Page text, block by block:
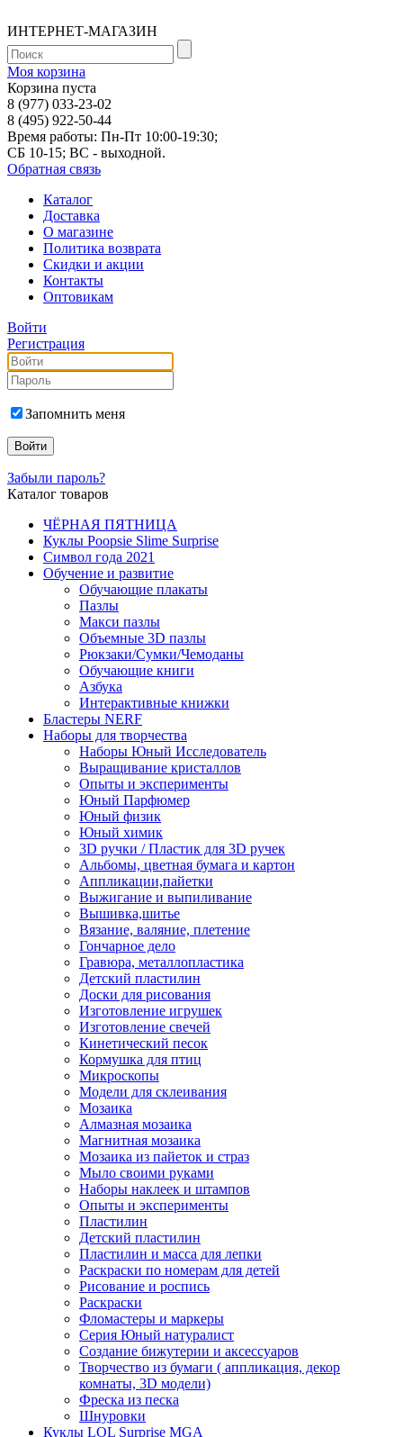
ИНТЕРНЕТ-МАГАЗИН
Моя корзина
Корзина пуста
8 (977) 033-23-02
8 (495) 922-50-44
Время работы: Пн-Пт 10:00-19:30;
СБ 10-15; ВС - выходной.
Обратная связь
Каталог
Доставка
О магазине
Политика возврата
Скидки и акции
Контакты
Оптовикам
Войти
Регистрация
Запомнить меня
Забыли пароль?
Каталог товаров
ЧЁРНАЯ ПЯТНИЦА
Куклы Poopsie Slime Surprise
Символ года 2021
Обучение и развитие
Обучающие плакаты
Пазлы
Макси пазлы
Объемные 3D пазлы
Рюкзаки/Сумки/Чемоданы
Обучающие книги
Азбука
Интерактивные книжки
Бластеры NERF
Наборы для творчества
Наборы Юный Исследователь
Выращивание кристаллов
Опыты и эксперименты
Юный Парфюмер
Юный физик
Юный химик
3D ручки / Пластик для 3D ручек
Альбомы, цветная бумага и картон
Аппликации,пайетки
Выжигание и выпиливание
Вышивка,шитье
Вязание, валяние, плетение
Гончарное дело
Гравюра, металлопластика
Детский пластилин
Доски для рисования
Изготовление игрушек
Изготовление свечей
Кинетический песок
Кормушка для птиц
Микроскопы
Модели для склеивания
Мозаика
Алмазная мозаика
Магнитная мозаика
Мозаика из пайеток и страз
Мыло своими руками
Наборы наклеек и штампов
Опыты и эксперименты
Пластилин
Детский пластилин
Пластилин и масса для лепки
Раскраски по номерам для детей
Рисование и роспись
Раскраски
Фломастеры и маркеры
Серия Юный натуралист
Создание бижутерии и аксессуаров
Творчество из бумаги ( аппликация, декор
комнаты, 3D модели)
Фреска из песка
Шнуровки
Куклы LOL Surprise MGA